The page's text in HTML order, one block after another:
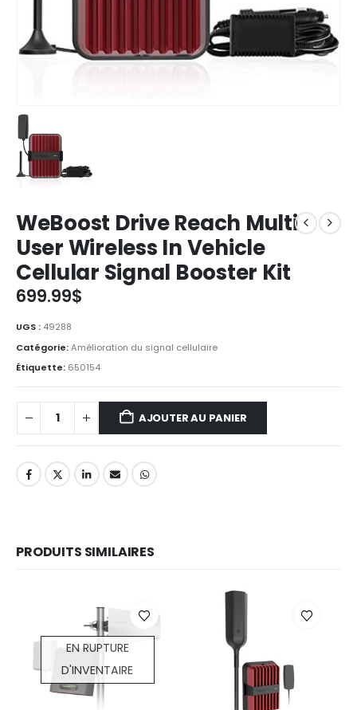
WeBoost Drive Reach Multi
User Wireless In Vehicle
Cellular Signal Booster Kit
699.99$
UGS : 49288
Catégorie:Amélioration du signal cellulaire
Étiquette: 650154
AJOUTER AU PANIER
PRODUITS SIMILAIRES
EN RUPTURE
D'INVENTAIRE